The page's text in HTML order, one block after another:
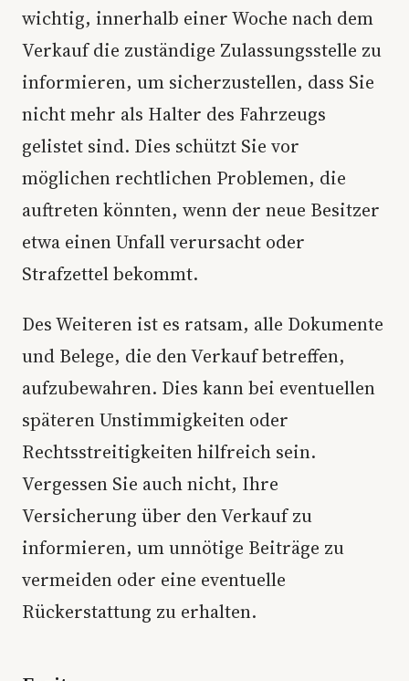
wichtig, innerhalb einer Woche nach dem
Verkauf die zuständige Zulassungsstelle zu
informieren, um sicherzustellen, dass Sie
nicht mehr als Halter des Fahrzeugs
gelistet sind. Dies schützt Sie vor
möglichen rechtlichen Problemen, die
auftreten könnten, wenn der neue Besitzer
etwa einen Unfall verursacht oder
Strafzettel bekommt.
Des Weiteren ist es ratsam, alle Dokumente
und Belege, die den Verkauf betreffen,
aufzubewahren. Dies kann bei eventuellen
späteren Unstimmigkeiten oder
Rechtsstreitigkeiten hilfreich sein.
Vergessen Sie auch nicht, Ihre
Versicherung über den Verkauf zu
informieren, um unnötige Beiträge zu
vermeiden oder eine eventuelle
Rückerstattung zu erhalten.